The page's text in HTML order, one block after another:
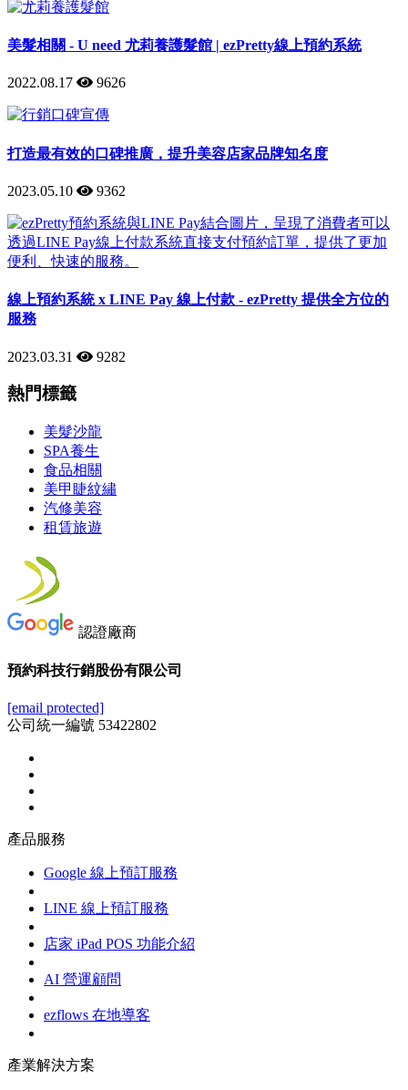
美髮相關 - U need 尤莉養護髮館 | ezPretty線上預約系統
2022.08.17 9626
打造最有效的口碑推廣，提升美容店家品牌知名度
2023.05.10 9362
線上預約系統 x LINE Pay 線上付款 - ezPretty 提供全方位的
服務
2023.03.31 9282
熱門標籤
美髮沙龍
SPA養生
食品相關
美甲睫紋繡
汽修美容
租賃旅遊
認證廠商
預約科技行銷股份有限公司
[email protected]
公司統一編號 53422802
產品服務
Google 線上預訂服務
LINE 線上預訂服務
店家 iPad POS 功能介紹
AI 營運顧問
ezflows 在地導客
產業解決方案